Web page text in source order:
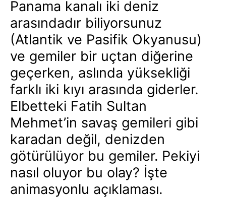
Panama kanalı iki deniz
arasındadır biliyorsunuz
(Atlantik ve Pasifik Okyanusu)
ve gemiler bir uçtan diğerine
geçerken, aslında yüksekliği
farklı iki kıyı arasında giderler.
Elbetteki Fatih Sultan
Mehmet’in savaş gemileri gibi
karadan değil, denizden
götürülüyor bu gemiler. Pekiyi
nasıl oluyor bu olay? İşte
animasyonlu açıklaması.